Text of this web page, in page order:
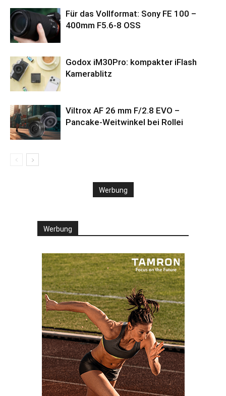
Für das Vollformat: Sony FE 100 –
400mm F5.6-8 OSS
Godox iM30Pro: kompakter iFlash
Kamerablitz
Viltrox AF 26 mm F/2.8 EVO –
Pancake-Weitwinkel bei Rollei
Werbung
Werbung